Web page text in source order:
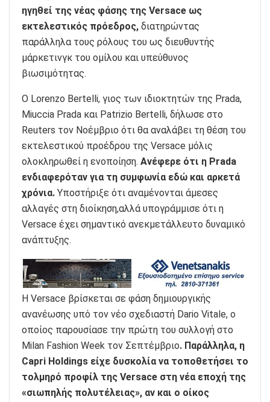
ηγηθεί της νέας φάσης της Versace ως
εκτελεστικός πρόεδρος, διατηρώντας
παράλληλα τους ρόλους του ως διευθυντής
μάρκετινγκ του ομίλου και υπεύθυνος
βιωσιμότητας.
Ο Lorenzo Bertelli, γιος των ιδιοκτητών της Prada,
Miuccia Prada και Patrizio Bertelli, δήλωσε στο
Reuters τον Νοέμβριο ότι θα αναλάβει τη θέση του
εκτελεστικού προέδρου της Versace μόλις
ολοκληρωθεί η ενοποίηση. Ανέφερε ότι η Prada
ενδιαφερόταν για τη συμφωνία εδώ και αρκετά
χρόνια. Υποστήριξε ότι αναμένονται άμεσες
αλλαγές στη διοίκηση,αλλά υπογράμμισε ότι η
Versace έχει σημαντικό ανεκμετάλλευτο δυναμικό
ανάπτυξης.
Η Versace βρίσκεται σε φάση δημιουργικής
ανανέωσης υπό τον νέο σχεδιαστή Dario Vitale, ο
οποίος παρουσίασε την πρώτη του συλλογή στο
Milan Fashion Week τον Σεπτέμβριο. Παράλληλα, η
Capri Holdings είχε δυσκολία να τοποθετήσει το
τολμηρό προφίλ της Versace στη νέα εποχή της
«σιωπηλής πολυτέλειας», αν και ο οίκος